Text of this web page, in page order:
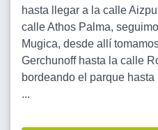
hasta llegar a la calle
calle Athos Palma,
Mugica, desde allí
Gerchunoff hasta la calle
bordeando el parque
...